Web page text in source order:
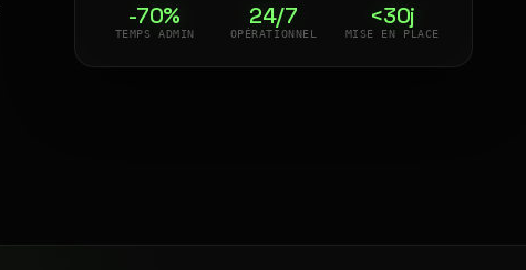
-70%
TEMPS ADMIN
24/7
OPÉRATIONNEL
<30j
MISE EN PLACE